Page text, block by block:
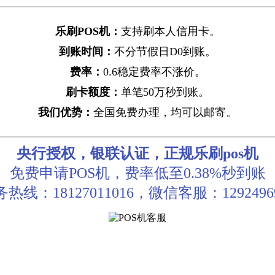
乐刷POS机： 支持刷本人信用卡。
到账时间： 不分节假日D0到账。
费率： 0.6稳定费率不涨价。
刷卡额度： 单笔50万秒到账。
我们优势： 全国免费办理，均可以邮寄。
央行授权，银联认证，正规乐刷pos机
免费申请POS机，费率低至0.38%秒到账
热线：18127011016，微信客服：